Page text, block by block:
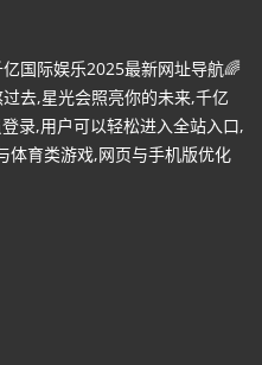
国际娱乐2025最新网址导航🌈
过去,星光会照亮你的未来,千亿
录,用户可以轻松进入全站入口,
体育类游戏,网页与手机版优化